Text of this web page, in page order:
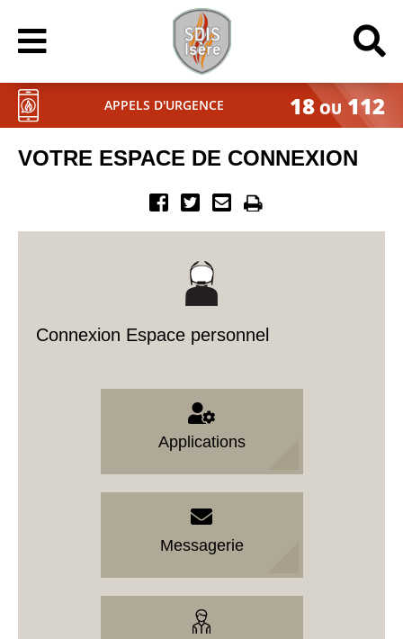
APPELS D'URGENCE 18 OU 112
VOTRE ESPACE DE CONNEXION
Connexion Espace personnel
Applications
Messagerie